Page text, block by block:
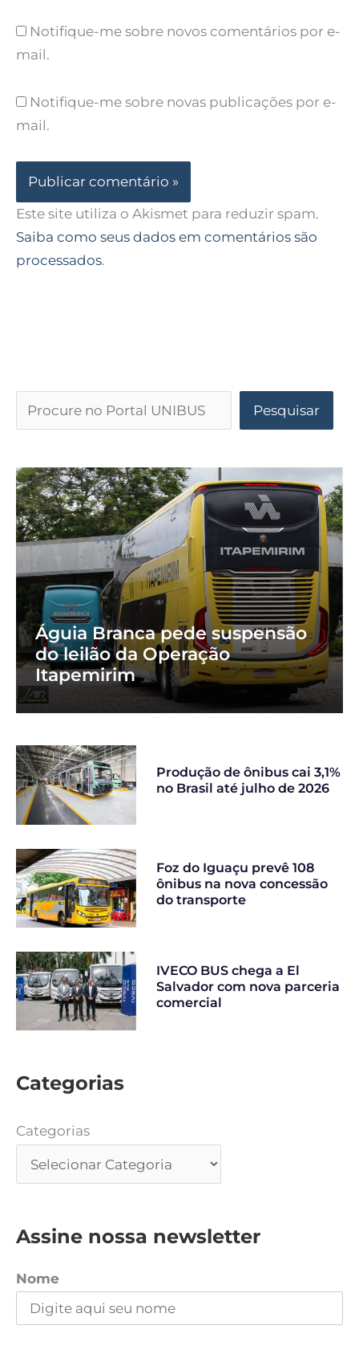
Notifique-me sobre novos comentários por e-
mail.
Notifique-me sobre novas publicações por e-
mail.
Este site utiliza o Akismet para reduzir spam.
Saiba como seus dados em comentários são
processados.
Pesquisar
Águia Branca pede suspensão
do leilão da Operação
Itapemirim
Produção de ônibus cai 3,1%
no Brasil até julho de 2026
Foz do Iguaçu prevê 108
ônibus na nova concessão
do transporte
IVECO BUS chega a El
Salvador com nova parceria
comercial
Categorias
Categorias
Assine nossa newsletter
Nome